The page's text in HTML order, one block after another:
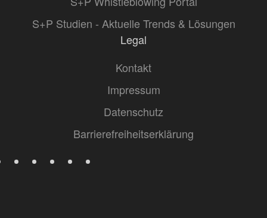
S+P Studien - Aktuelle Trends & Lösungen
Legal
Kontakt
Impressum
Datenschutz
Barrierefreiheitserklärung